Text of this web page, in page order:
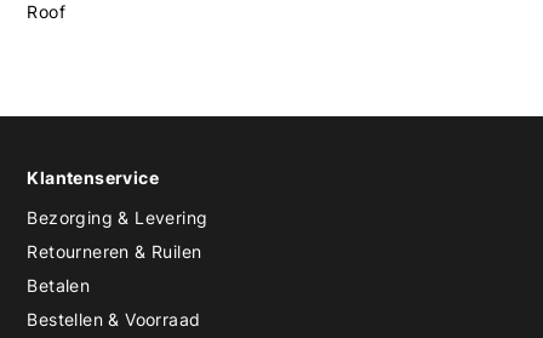
Roof
Klantenservice
Bezorging & Levering
Retourneren & Ruilen
Betalen
Bestellen & Voorraad